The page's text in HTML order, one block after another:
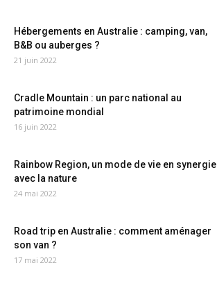
Hébergements en Australie : camping, van,
B&B ou auberges ?
21 juin 2022
Cradle Mountain : un parc national au
patrimoine mondial
16 juin 2022
Rainbow Region, un mode de vie en synergie
avec la nature
24 mai 2022
Road trip en Australie : comment aménager
son van ?
17 mai 2022